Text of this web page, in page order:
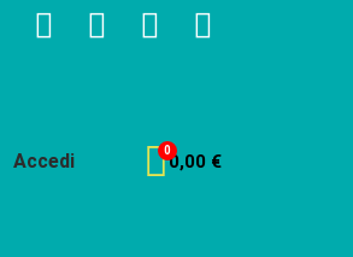
Accedi 0,00 €